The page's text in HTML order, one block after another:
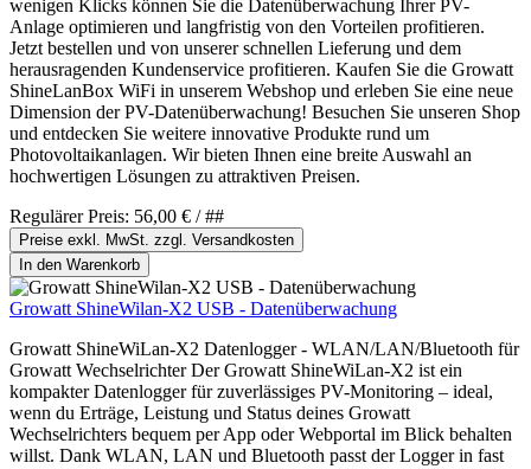
wenigen Klicks können Sie die Datenüberwachung Ihrer PV-
Anlage optimieren und langfristig von den Vorteilen profitieren.
Jetzt bestellen und von unserer schnellen Lieferung und dem
herausragenden Kundenservice profitieren. Kaufen Sie die Growatt
ShineLanBox WiFi in unserem Webshop und erleben Sie eine neue
Dimension der PV-Datenüberwachung! Besuchen Sie unseren Shop
und entdecken Sie weitere innovative Produkte rund um
Photovoltaikanlagen. Wir bieten Ihnen eine breite Auswahl an
hochwertigen Lösungen zu attraktiven Preisen.
Regulärer Preis: 56,00 € / ##
Preise exkl. MwSt. zzgl. Versandkosten
In den Warenkorb
Growatt ShineWilan-X2 USB - Datenüberwachung
Growatt ShineWiLan-X2 Datenlogger - WLAN/LAN/Bluetooth für
Growatt Wechselrichter Der Growatt ShineWiLan-X2 ist ein
kompakter Datenlogger für zuverlässiges PV-Monitoring – ideal,
wenn du Erträge, Leistung und Status deines Growatt
Wechselrichters bequem per App oder Webportal im Blick behalten
willst. Dank WLAN, LAN und Bluetooth passt der Logger in fast